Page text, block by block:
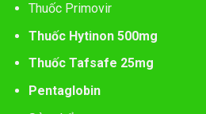
Thuốc Primovir
Thuốc Hytinon 500mg
Thuốc Tafsafe 25mg
Pentaglobin